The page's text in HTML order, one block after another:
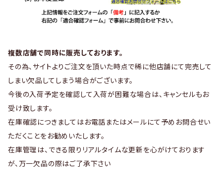
複数店舗で同時に販売しております。
その為、サイトよりご注文を頂いた時点で稀に他店舗にて完売して
しまい欠品してしまう場合がございます。
今後の入荷予定を確認して入荷が困難な場合は、キャンセルもお
受け致します。
在庫確認につきましてはお電話またはメールにて予めお問合せい
ただくことをお勧めいたします。
在庫管理は、できる限りリアルタイムな更新を心がけております
が、万一欠品の際はご了承下さい